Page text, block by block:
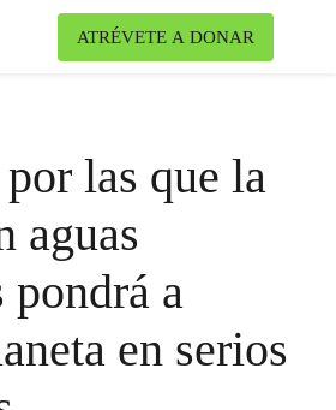
ATRÉVETE A DONAR
las que la
aguas
pondrá a
en serios